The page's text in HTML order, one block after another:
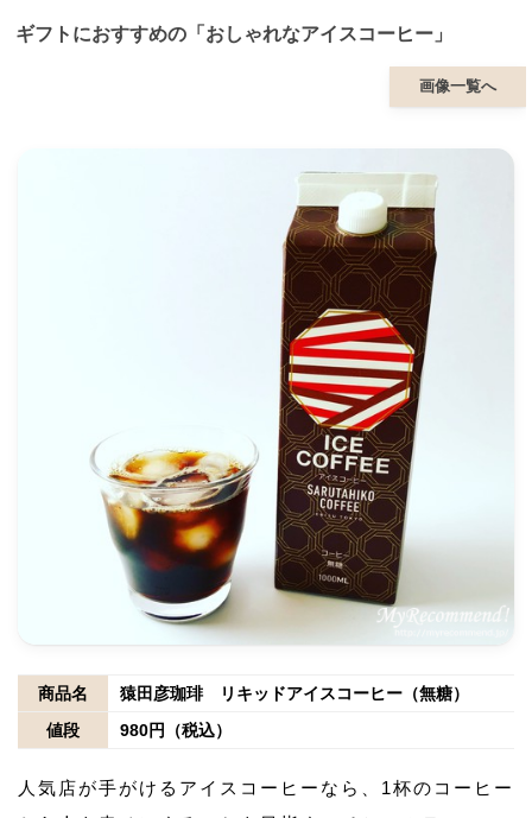
ギフトにおすすめの「おしゃれなアイスコーヒー」
画像一覧へ
商品名
猿田彦珈琲 リキッドアイスコーヒー（無糖）
値段
980円（税込）
人気店が手がけるアイスコーヒーなら、1杯のコーヒー